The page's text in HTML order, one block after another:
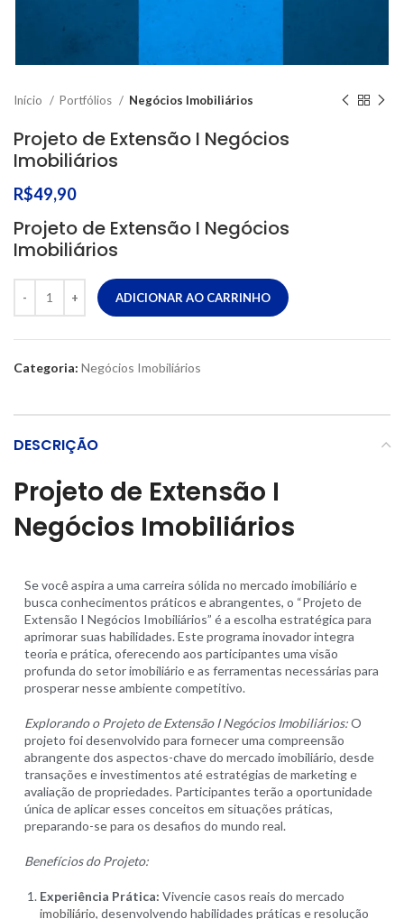
Início Portfólios Negócios Imobiliários
Projeto de Extensão I Negócios
Imobiliários
R$49,90
Projeto de Extensão I Negócios
Imobiliários
ADICIONAR AO CARRINHO
Categoria: Negócios Imobiliários
DESCRIÇÃO
Projeto de Extensão I
Negócios Imobiliários
Se você aspira a uma carreira sólida no mercado imobiliário e
busca conhecimentos práticos e abrangentes, o “Projeto de
Extensão I Negócios Imobiliários” é a escolha estratégica para
aprimorar suas habilidades. Este programa inovador integra
teoria e prática, oferecendo aos participantes uma visão
profunda do setor imobiliário e as ferramentas necessárias para
prosperar nesse ambiente competitivo.
Explorando o Projeto de Extensão I Negócios Imobiliários:O
projeto foi desenvolvido para fornecer uma compreensão
abrangente dos aspectos-chave do mercado imobiliário, desde
transações e investimentos até estratégias de marketing e
avaliação de propriedades. Participantes terão a oportunidade
única de aplicar esses conceitos em situações práticas,
preparando-separa os desafios do mundo real.
Benefícios do Projeto:
Experiência Prática: Vivencie casos reais do mercado
imobiliário, desenvolvendo habilidades práticas e resolução